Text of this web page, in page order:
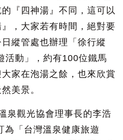
『四神湯』不同，這可以
，大家若有時間，絕對要
縱管處也辦理「徐行縱
活動」，約有100位鐵馬
家在泡湯之餘，也來欣賞
美景。
泉觀光協會理事長的李浩
為「台灣溫泉健康旅遊